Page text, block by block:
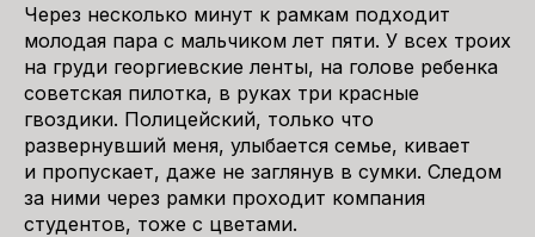
Через несколько минут к рамкам подходит
молодая пара с мальчиком лет пяти. У всех троих
на груди георгиевские ленты, на голове ребенка
советская пилотка, в руках три красные
гвоздики. Полицейский, только что
развернувший меня, улыбается семье, кивает
и пропускает, даже не заглянув в сумки. Следом
за ними через рамки проходит компания
студентов, тоже с цветами.